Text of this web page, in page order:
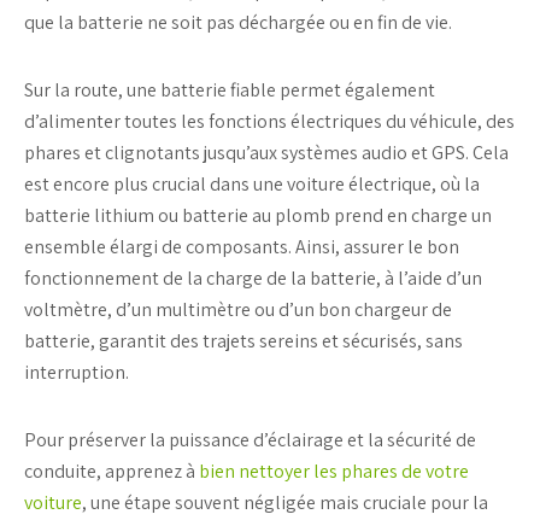
que la batterie ne soit pas déchargée ou en fin de vie.
Sur la route, une batterie fiable permet également
d’alimenter toutes les fonctions électriques du véhicule, des
phares et clignotants jusqu’aux systèmes audio et GPS. Cela
est encore plus crucial dans unevoiture électrique, où la
batterie lithium ou batterie au plomb prend en charge un
ensemble élargi de composants. Ainsi, assurer le bon
fonctionnement de la charge de la batterie, à l’aide d’un
voltmètre, d’un multimètre ou d’un bon chargeur de
batterie, garantit des trajets sereins et sécurisés, sans
interruption.
Pour préserver la puissance d’éclairage et la sécurité de
conduite, apprenez à bien nettoyer les phares de votre
voiture, une étape souvent négligée mais cruciale pour la